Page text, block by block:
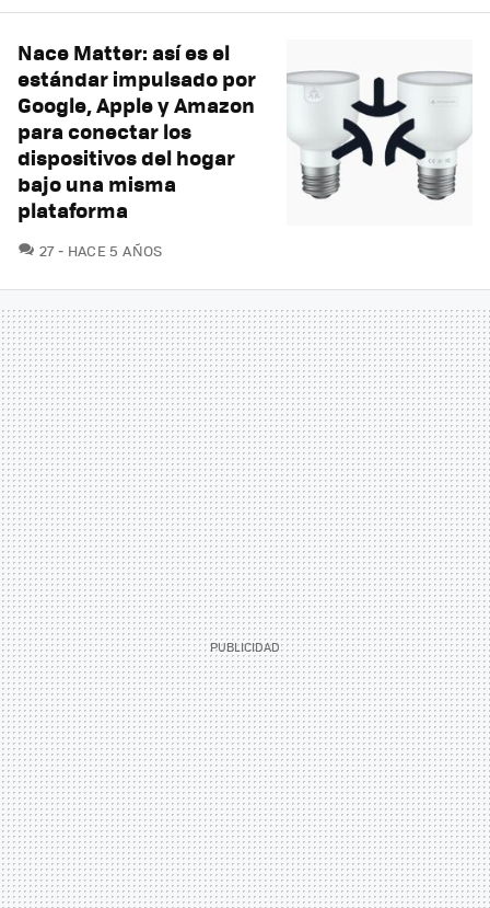
Nace Matter: así es el
estándar impulsado por
Google, Apple y Amazon
para conectar los
dispositivos del hogar
bajo una misma
plataforma
27COMENTARIOS
HACE 5 AÑOS